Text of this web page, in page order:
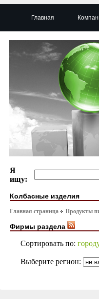
Главная
Я
ищу:
Колбасные изделия
Главная страница Продукты
Фирмы раздела
Сортировать по:
Выберите регион: